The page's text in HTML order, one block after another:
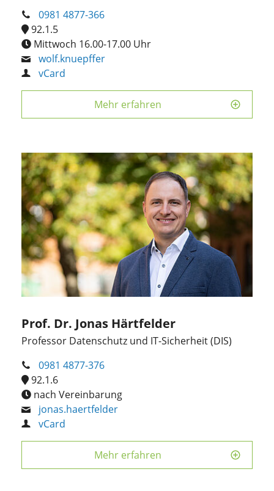
0981 4877-366
92.1.5
Mittwoch 16.00-17.00 Uhr
wolf.knuepffer
vCard
Mehr erfahren
Prof. Dr. Jonas Härtfelder
Professor Datenschutz und IT-Sicherheit (DIS)
0981 4877-376
92.1.6
nach Vereinbarung
jonas.haertfelder
vCard
Mehr erfahren